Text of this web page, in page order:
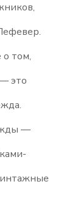
том,
это
—